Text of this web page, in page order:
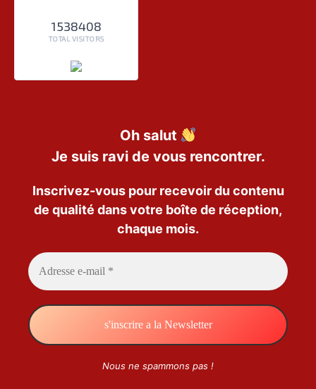
1538408
TOTAL VISITORS
Oh salut
Je suis ravi de vous rencontrer.
Inscrivez-vous pour recevoir du contenu
de qualité dans votre boîte de réception,
chaque mois.
Nous ne spammons pas !